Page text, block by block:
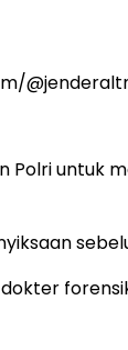
Polri untuk